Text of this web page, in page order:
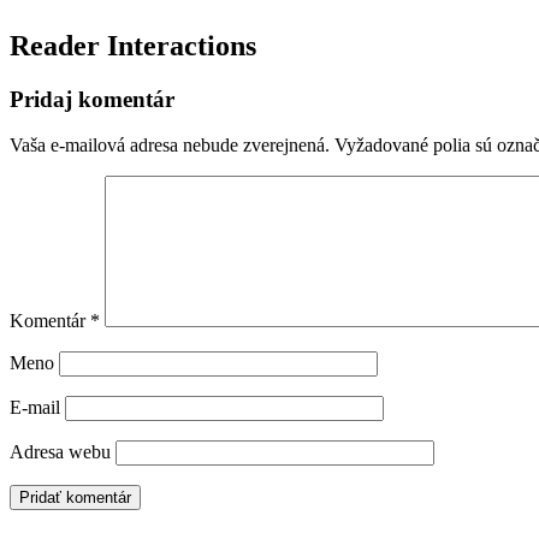
Reader Interactions
Pridaj komentár
Vaša e-mailová adresa nebude zverejnená. Vyžadované polia sú
Komentár *
Meno
E-mail
Adresa webu